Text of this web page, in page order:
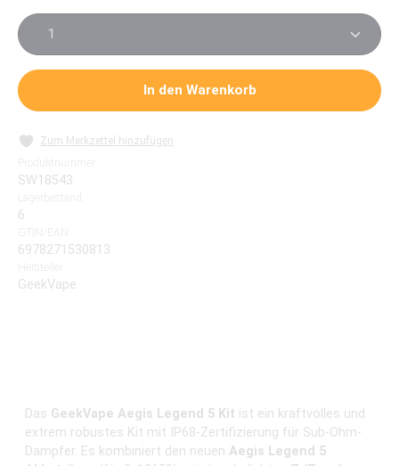
Produkt Anzahl: Gib den gewünschten Wert ein
In den Warenkorb
Zum Merkzettel hinzufügen
SW18543
6
6978271530813
GeekVape
Das GeekVape Aegis Legend 5 Kit ist ein kraftvolles und
extrem robustes Kit mit IP68-Zertifizierung für Sub-Ohm-
Dampfer. Es kombiniert den neuen Aegis Legend 5